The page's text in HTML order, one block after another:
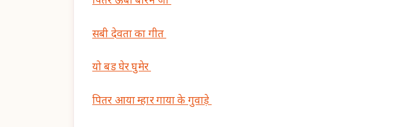
सबी देवता का गीत
यो बड घेर घुमेर
पितर आया म्हार गाया के गुवाड़े